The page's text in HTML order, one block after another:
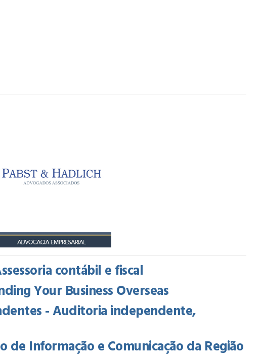
contábil e fiscal
Your Business Overseas
- Auditoria independente,
de Informação e Comunicação da Região